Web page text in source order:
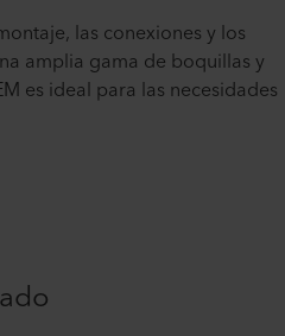
las conexiones y los
amplia gama de boquillas y
es ideal para las necesidades